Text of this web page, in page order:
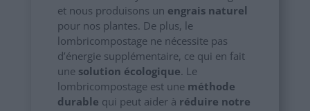
et nous produisons un engrais naturel
pour nos plantes. De plus, le
lombricompostage ne nécessite pas
d’énergie supplémentaire, ce qui en fait
une solution écologique. Le
lombricompostage est une méthode
durable qui peut aider à réduire notre